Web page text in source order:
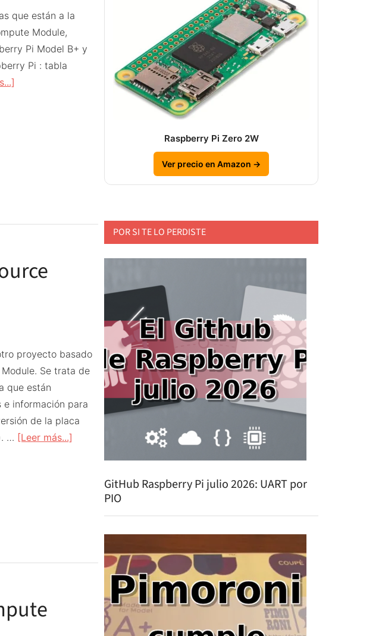
que están a la
Module,
Pi Model B+ y
Pi : tabla
proyecto basado
Se trata de
que están
información para
de la placa
… [Leer más...]
Raspberry
hardware
Raspberry Pi Zero 2W
Ver precio en Amazon →
POR SI TE LO PERDISTE
GitHub Raspberry Pi julio 2026: UART por
PIO